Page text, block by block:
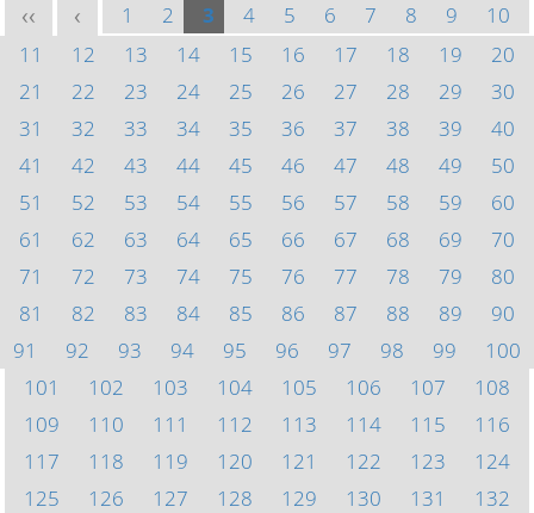
<< < 1 2 3 4 5 6 7 8 9
10
11
12 13 14 15 16 17 18 19
20
21
22 23 24 25 26 27 28 29
30
31
32 33 34 35 36 37 38 39
40
41
42 43 44 45 46 47 48 49
50
51
52 53 54 55 56 57 58 59
60
61
62 63 64 65 66 67 68 69
70
71
72 73 74 75 76 77 78 79
80
81
82 83 84 85 86 87 88 89
90
91
92 93 94 95 96 97 98 99
100
101
102 103 104 105 106 107
108
109
110 111 112 113 114 115
116
117
118 119 120 121 122 123
124
125
126 127 128 129 130 131
132